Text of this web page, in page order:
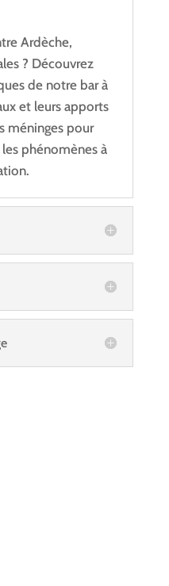
Ardèche,
? Découvrez
de notre bar à
et leurs apports
méninges pour
phénomènes à